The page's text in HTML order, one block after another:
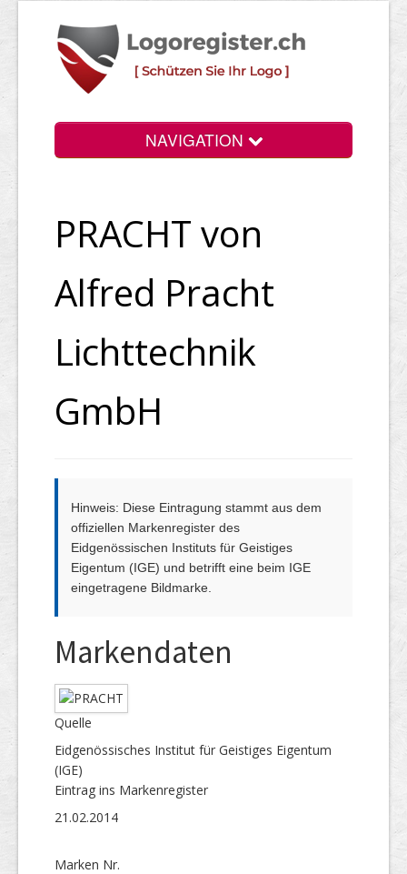
NAVIGATION
Login
Preise
Rechtliche Infos
PRACHT von
Alfred Pracht
Lichttechnik
GmbH
Hinweis: Diese Eintragung stammt aus dem
offiziellen Markenregister des
Eidgenössischen Instituts für Geistiges
Eigentum (IGE) und betrifft eine beim IGE
eingetragene Bildmarke.
Markendaten
Quelle
Eidgenössisches Institut für Geistiges Eigentum
(IGE)
Eintrag ins Markenregister
21.02.2014
Marken Nr.